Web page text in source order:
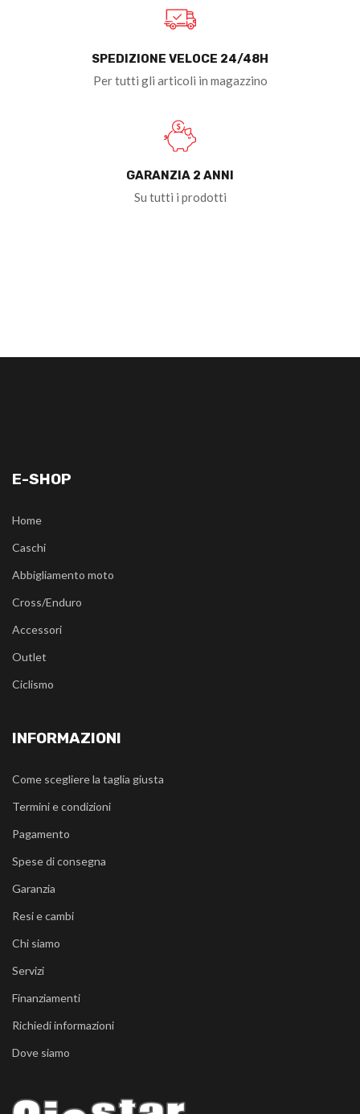
SPEDIZIONE VELOCE 24/48H
Per tutti gli articoli in magazzino
GARANZIA 2 ANNI
Su tutti i prodotti
E-SHOP
Home
Caschi
Abbigliamento moto
Cross/Enduro
Accessori
Outlet
Ciclismo
INFORMAZIONI
Come scegliere la taglia giusta
Termini e condizioni
Pagamento
Spese di consegna
Garanzia
Resi e cambi
Chi siamo
Servizi
Finanziamenti
Richiedi informazioni
Dove siamo